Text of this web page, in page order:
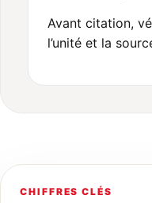
Avant citation,
l’unité et la
CHIFFRES CLÉS